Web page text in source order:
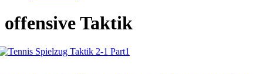
offensive Taktik